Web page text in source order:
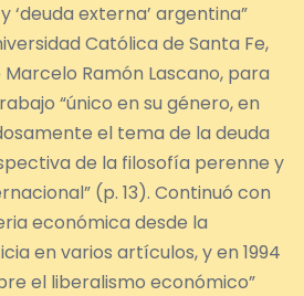
‘deuda externa’ argentina”
Católica de Santa Fe,
Ramón Lascano, para
“único en su género, en
el tema de la deuda
de la filosofía perenne y
(p. 13). Continuó con
económica desde la
en varios artículos, y en 1994
el liberalismo económico”